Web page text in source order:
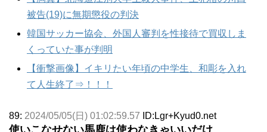
被告(19)に無期懲役の判決
韓国サッカー協会、外国人審判を性接待で買収しま
くっていた事が判明
【衝撃画像】イキリたい年頃の中学生、和彫を入れ
て人生終了⇒！！！
89: 2024/05/05(日) 01:02:59.57 ID:Lgr+Kyud0.net
使いこなせない馬鹿は使わなきゃいいだけ